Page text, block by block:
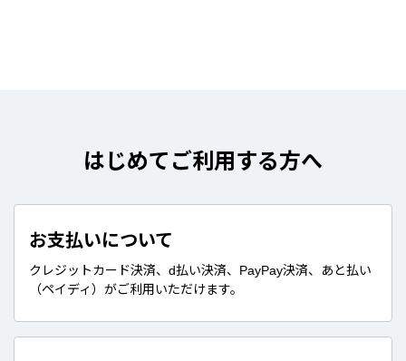
はじめてご利用する方へ
お支払いについて
クレジットカード決済、d払い決済、PayPay決済、あと払い
（ペイディ）がご利用いただけます。